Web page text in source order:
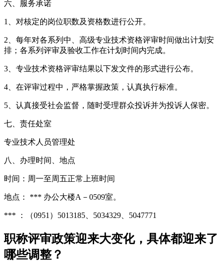
六、服务承诺
1、对核定的岗位职数及资格数进行公开。
2、每年对各系列中、高级专业技术资格评审时间做出计划安
排；各系列评审及验收工作在计划时间内完成。
3、专业技术资格评审结果以下发文件的形式进行公布。
4、在评审过程中，严格掌握政策，认真执行标准。
5、认真接受社会监督，随时受理群众投诉并为投诉人保密。
七、责任处室
专业技术人员管理处
八、办理时间、地点
时间：周一至周五正常上班时间
地点： *** 办公大楼A－0509室。
*** ：（0951）5013185、5034329、5047771
职称评审政策迎来大变化，具体都迎来了
哪些调整？